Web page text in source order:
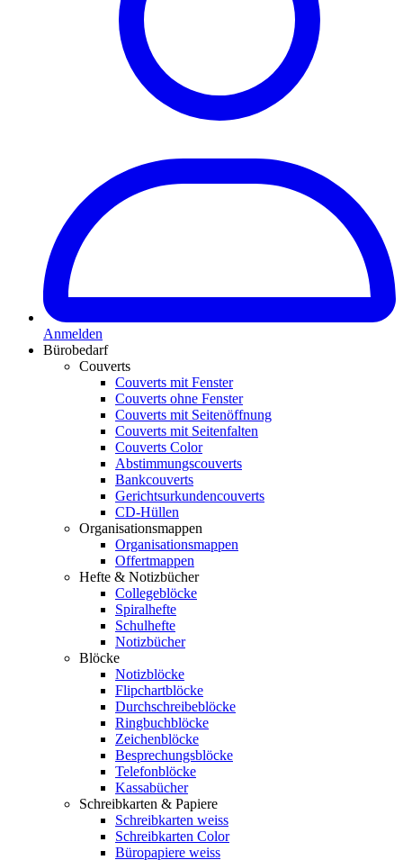
Anmelden
Bürobedarf
Couverts
Couverts mit Fenster
Couverts ohne Fenster
Couverts mit Seitenöffnung
Couverts mit Seitenfalten
Couverts Color
Abstimmungscouverts
Bankcouverts
Gerichtsurkundencouverts
CD-Hüllen
Organisationsmappen
Organisationsmappen
Offertmappen
Hefte & Notizbücher
Collegeblöcke
Spiralhefte
Schulhefte
Notizbücher
Blöcke
Notizblöcke
Flipchartblöcke
Durchschreibeblöcke
Ringbuchblöcke
Zeichenblöcke
Besprechungsblöcke
Telefonblöcke
Kassabücher
Schreibkarten & Papiere
Schreibkarten weiss
Schreibkarten Color
Büropapiere weiss